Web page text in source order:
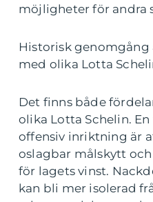
möjligheter för andra
Historisk genomgång
med olika Lotta
Det finns både
olika Lotta Schelin.
offensiv inriktning är
oslagbar målskytt
för lagets vinst.
kan bli mer isolerad